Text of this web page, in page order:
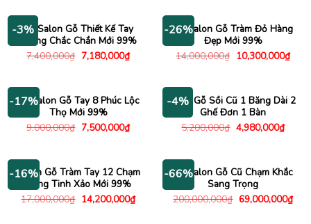
7,450,000₫.
-3%Bộ Salon Gỗ Thiết Kế Tay
Vuông Chắc Chắn Mới 99%
7,400,000₫ Giá
gốc
7,180,000₫Giá
hiện
7,180,000₫.
-26%
Bộ Salon Gỗ Tràm Đỏ Hàng
Đẹp Mới 99%
14,000,000₫ Giá
gốc
10,300,000₫Giá
hiện
-17%
Bộ Salon Gỗ Tay 8 Phúc Lộc
Thọ Mới 99%
9,000,000₫ Giá
gốc
7,500,000₫Giá
hiện
7,500,000₫.
-4%
Sofa Gỗ Sồi Cũ 1 Băng Dài 2
Ghế Đơn 1 Bàn
5,200,000₫ Giá
gốc
4,980,000₫Giá
hiện
-16%
Salon Gỗ Tràm Tay 12 Chạm
Rồng Tinh Xảo Mới 99%
17,000,000₫ Giá
gốc
14,200,000₫Giá
hiện
-66%
Bộ Salon Gỗ Cũ Chạm Khắc
Sang Trọng
200,000,000₫ Giá
gốc
69,000,000₫Giá
hiện